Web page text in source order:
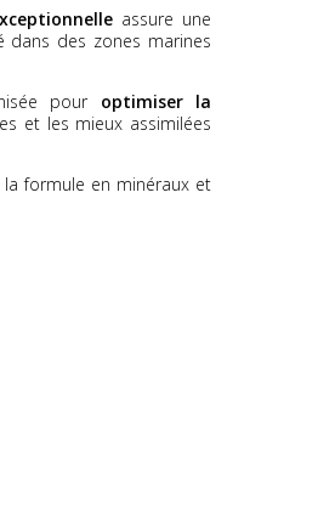
assure une
dans des zones marines
pour optimiser la
et les mieux assimilées
formule en minéraux et